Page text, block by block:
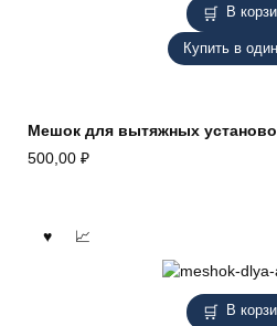
В
Купить в
Мешок для вытяжных
500,00 ₽
В